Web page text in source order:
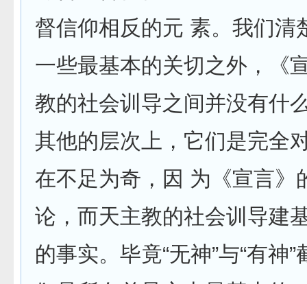
督信仰相反的元 素。我们清
一些最基本的关切之外，《
教的社会训导之间并没有什
其他的层次上，它们是完全
在不足为奇，因 为《宣言》
论，而天主教的社会训导建
的事实。毕竟“无神”与“有神